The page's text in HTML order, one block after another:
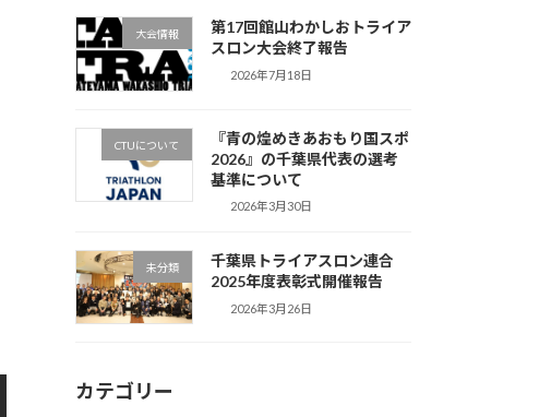
大会情報
第17回館山わかしおトライア
スロン大会終了報告
2026年7月18日
CTUについて
『青の煌めきあおもり国スポ
2026』の千葉県代表の選考
基準について
2026年3月30日
未分類
千葉県トライアスロン連合
2025年度表彰式開催報告
2026年3月26日
カテゴリー